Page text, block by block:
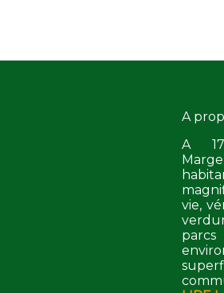
A
A
vie,